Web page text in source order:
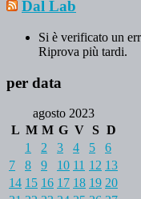
Dal Lab
Si è verificato un
Riprova più tardi.
per data
agosto 2023
L M M G V S D
1 2 3 4 5
6
7
8 9 10 11 12 13
14 15 16 17 18 19 20